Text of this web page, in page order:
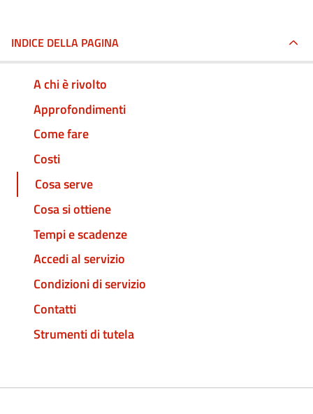
INDICE DELLA PAGINA
A chi è rivolto
Approfondimenti
Come fare
Costi
Cosa serve
Cosa si ottiene
Tempi e scadenze
Accedi al servizio
Condizioni di servizio
Contatti
Strumenti di tutela